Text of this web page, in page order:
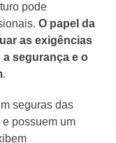
pode
O papel da
as exigências
segurança e o
.
seguras das
possuem um